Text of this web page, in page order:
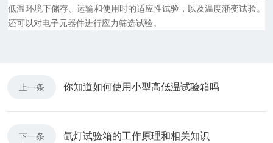
低温环境下储存、运输和使用时的适应性试验，以及温度渐变试验。
还可以对电子元器件进行应力筛选试验。
上一条 你知道如何使用小型高低温试验箱吗
下一条 氙灯试验箱的工作原理和相关知识